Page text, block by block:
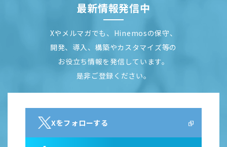
最新情報発信中
Xやメルマガでも、Hinemosの保守、
開発、導入、構築やカスタマイズ等の
お役立ち情報を発信しています。
是非ご登録ください。
Xをフォローする